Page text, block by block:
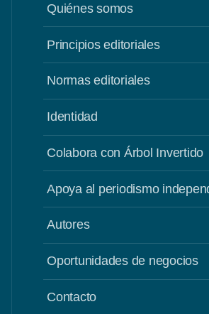
Quiénes somos
Principios editoriales
Normas editoriales
Identidad
Colabora con Árbol Invertido
Apoya al periodismo
Autores
Oportunidades de negocios
Contacto